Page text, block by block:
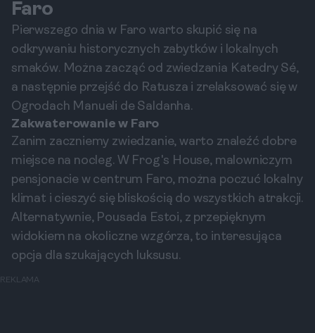
Faro
Pierwszego dnia w Faro warto skupić się na
odkrywaniu historycznych zabytków i lokalnych
smaków. Można zacząć od zwiedzania Katedry Sé,
a następnie przejść do Ratusza i zrelaksować się w
Ogrodach Manueli de Saldanha.
Zakwaterowanie w Faro
Zanim zaczniemy zwiedzanie, warto znaleźć dobre
miejsce na nocleg. W Frog's House, malowniczym
pensjonacie w centrum Faro, można poczuć lokalny
klimat i cieszyć się bliskością do wszystkich atrakcji.
Alternatywnie, Pousada Estoi, z przepięknym
widokiem na okoliczne wzgórza, to interesująca
opcja dla szukających luksusu.
REKLAMA